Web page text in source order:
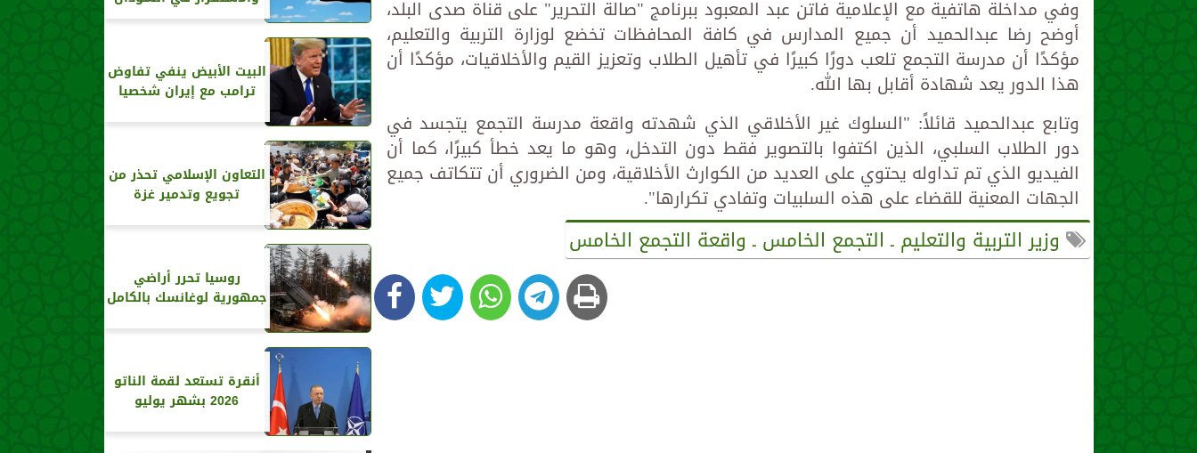
وفي مداخلة هاتفية مع الإعلامية فاتن عبد المعبود ببرنامج "صالة التحرير" على قناة صدى البلد،
أوضح رضا عبدالحميد أن جميع المدارس في كافة المحافظات تخضع لوزارة التربية والتعليم،
مؤكدًا أن مدرسة التجمع تلعب دورًا كبيرًا في تأهيل الطلاب وتعزيز القيم والأخلاقيات، مؤكدًا أن
هذا الدور يعد شهادة أقابل بها الله.
وتابع عبدالحميد قائلاً: "السلوك غير الأخلاقي الذي شهدته واقعة مدرسة التجمع يتجسد في
دور الطلاب السلبي، الذين اكتفوا بالتصوير فقط دون التدخل، وهو ما يعد خطأ كبيرًا، كما أن
الفيديو الذي تم تداوله يحتوي على العديد من الكوارث الأخلاقية، ومن الضروري أن تتكاتف جميع
الجهات المعنية للقضاء على هذه السلبيات وتفادي تكرارها".
وزير التربية والتعليم ـ التجمع الخامس ـ واقعة التجمع الخامس
البيت الأبيض ينفي تفاوض
ترامب مع إيران شخصيا
التعاون الإسلامي تحذر من
تجويع وتدمير غزة
روسيا تحرر أراضي
جمهورية لوغانسك بالكامل
أنقرة تستعد لقمة الناتو
2026 بشهر يوليو